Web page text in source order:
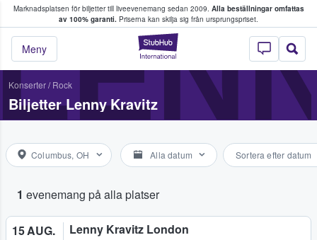
Marknadsplatsen för biljetter till liveevenemang sedan 2009. Alla beställningar omfattas
av 100% garanti. Priserna kan skilja sig från ursprungspriset.
StubHub – där
Meny
köper och säljer biljetter.
Konserter/ Rock
Biljetter Lenny Kravitz
Columbus, OH Alla datum Sortera efter datum
1 evenemang på alla platser
15 AUG. Lenny Kravitz London